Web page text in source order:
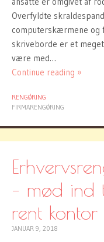
Overfyldte
computerskærmene og
skriveborde er et
være med…
Continue reading »
RENGØRING
FIRMARENGØRING
– mød ind
rent kontor
JANUAR 9, 2018